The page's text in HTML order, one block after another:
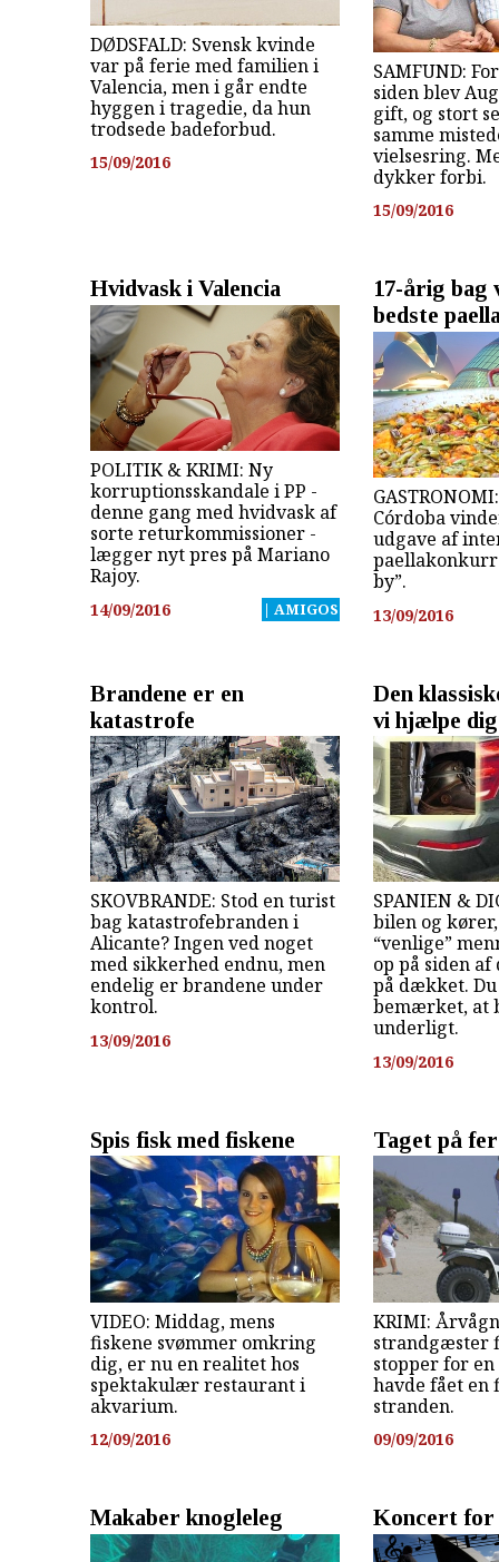
DØDSFALD: Svensk kvinde
var på ferie med familien i
Valencia, men i går endte
hyggen i tragedie, da hun
trodsede badeforbud.
15/09/2016
SAMFUND:
siden blev
gift, og stort
samme
vielsesring.
dykker forbi.
15/09/2016
Hvidvask i Valencia
POLITIK & KRIMI: Ny
korruptionsskandale i PP -
denne gang med hvidvask af
sorte returkommissioner -
lægger nyt pres på Mariano
Rajoy.
14/09/2016 | AMIGOS
17-årig bag
bedste
Córdoba
udgave af
by”.
13/09/2016
Brandene er en
katastrofe
SKOVBRANDE: Stod en turist
bag katastrofebranden i
Alicante? Ingen ved noget
med sikkerhed endnu, men
endelig er brandene under
kontrol.
13/09/2016
Den
vi hjælpe
SPANIEN &
bilen og
“venlige”
op på siden
på dækket.
bemærket, at
underligt.
13/09/2016
Spis fisk med fiskene
VIDEO: Middag, mens
fiskene svømmer omkring
dig, er nu en realitet hos
spektakulær restaurant i
akvarium.
12/09/2016
Taget på
KRIMI:
strandgæster
stopper for
havde fået en
stranden.
09/09/2016
Makaber knogleleg Koncert for